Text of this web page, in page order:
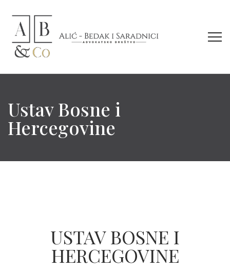
Ustav Bosne i
Hercegovine
USTAV BOSNE I
HERCEGOVINE